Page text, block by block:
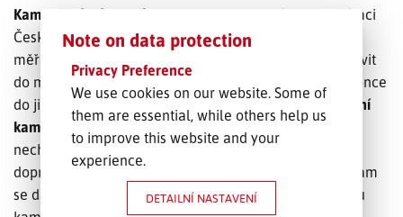
Kamionová nákladní přeprava
je realizována jak v rámci
České republiky, tak samozřejmě i v mezinárodním
měřítku. Pomocí kamionů můžeme Vaše zásilky dopravit
do města na druhé straně České republiky anebo dokonce
do jiného státu, který je dostupný po silnici.
Mezinárodní
kamionová přeprava je dobrou volbou tehdy, pokud
nechcete utrácet zbytečně moc peněz za leteckou
dopravu. Ta je sice rychlejší, avšak o poznání dražší. Kam
se dá dostat po silnici, tam je možné využít spolehlivou
Note on data protection
Privacy Preference
We use cookies on our website. Some of
them are essential, while others help us
to improve this website and your
experience.
DETAILNÍ NASTAVENÍ